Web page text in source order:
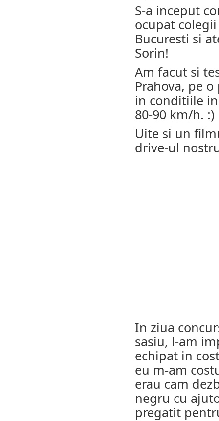
S-a inceput
ocupat
Bucuresti si
Sorin!
Am facut si
Prahova, pe
in conditiile
80-90 km/h. :)
Uite si un
drive-ul
In ziua
sasiu, l-am
echipat in
eu m-am
erau cam
negru cu
pregatit